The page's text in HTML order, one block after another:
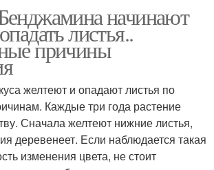
начинают
листья..
причины
желтеют и опадают листья по
Каждые три года растение
Сначала желтеют нижние листья,
деревенеет. Если наблюдается такая
изменения цвета, не стоит